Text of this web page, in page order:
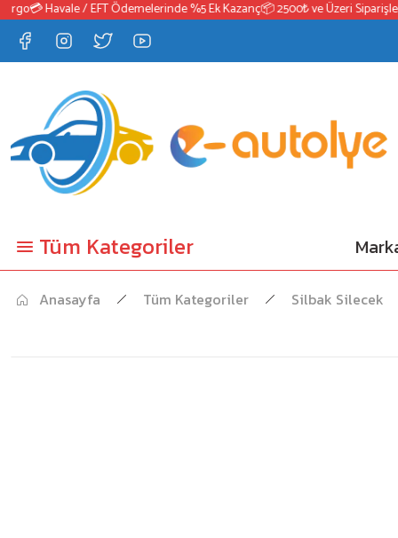
💳 Havale / EFT Ödemelerinde %5 Ek Kazanç📦 2500₺ ve Üzeri
Tüm Kategoriler
Anasayfa Tüm Kategoriler Silbak Silecek